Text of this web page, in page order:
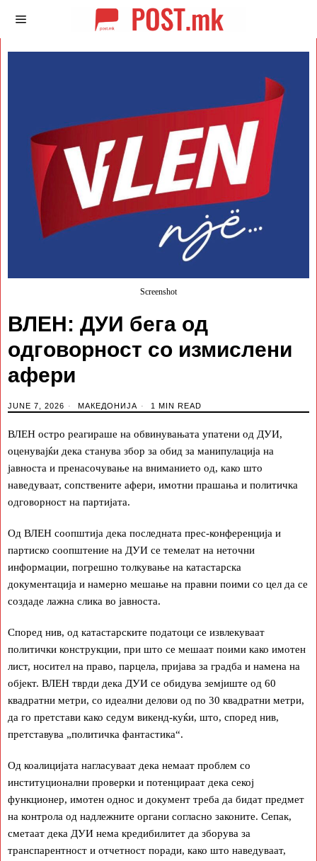
Screenshot
ВЛЕН: ДУИ бега од
одговорност со измислени
афери
JUNE 7, 2026 МАКЕДОНИЈА 1 MIN READ
ВЛЕН остро реагираше на обвинувањата упатени од ДУИ,
оценувајќи дека станува збор за обид за манипулација на
јавноста и пренасочување на вниманието од, како што
наведуваат, сопствените афери, имотни прашања и политичка
одговорност на партијата.
Од ВЛЕН соопштија дека последната прес-конференција и
партиско соопштение на ДУИ се темелат на неточни
информации, погрешно толкување на катастарска
документација и намерно мешање на правни поими со цел да се
создаде лажна слика во јавноста.
Според нив, од катастарските податоци се извлекуваат
политички конструкции, при што се мешаат поими како имотен
лист, носител на право, парцела, пријава за градба и намена на
објект. ВЛЕН тврди дека ДУИ се обидува земјиште од 60
квадратни метри, со идеални делови од по 30 квадратни метри,
да го претстави како седум викенд-куќи, што, според нив,
претставува „политичка фантастика“.
Од коалицијата нагласуваат дека немаат проблем со
институционални проверки и потенцираат дека секој
функционер, имотен однос и документ треба да бидат предмет
на контрола од надлежните органи согласно законите. Сепак,
сметаат дека ДУИ нема кредибилитет да зборува за
транспарентност и отчетност поради, како што наведуваат,